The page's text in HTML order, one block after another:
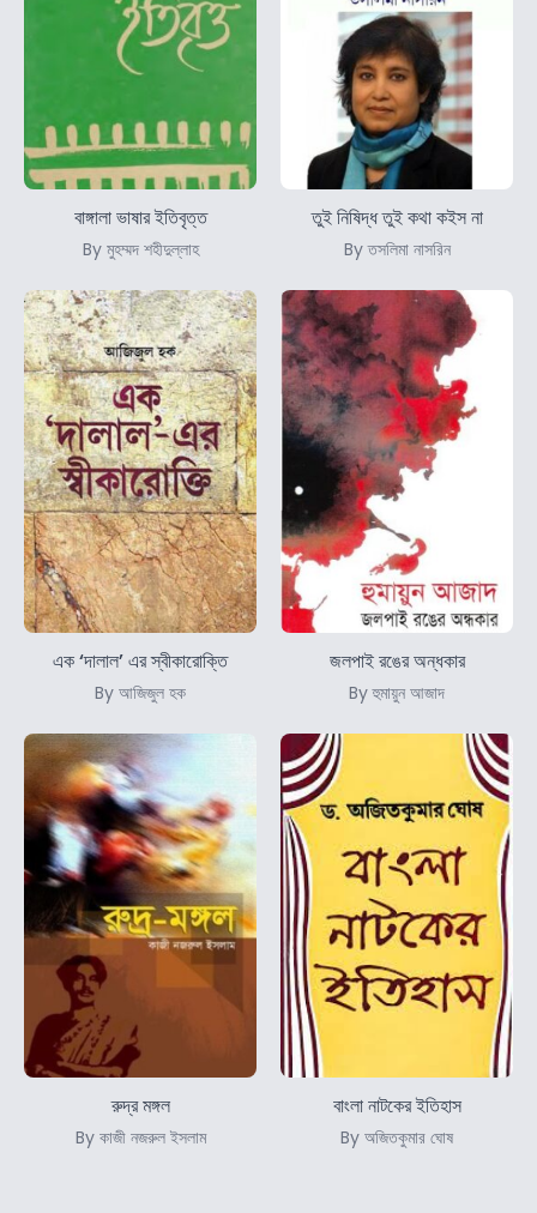
বাঙ্গালা ভাষার ইতিবৃত্ত
By মুহম্মদ শহীদুল্লাহ
তুই নিষিদ্ধ তুই কথা কইস না
By তসলিমা নাসরিন
এক ‘দালাল’ এর স্বীকারোক্তি
By আজিজুল হক
জলপাই রঙের অন্ধকার
By হুমায়ুন আজাদ
রুদ্র মঙ্গল
By কাজী নজরুল ইসলাম
বাংলা নাটকের ইতিহাস
By অজিতকুমার ঘোষ